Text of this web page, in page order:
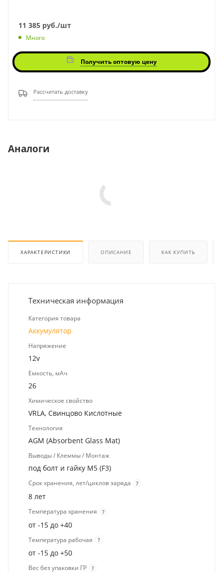
11 385 руб./шт
Много
Получить оптовую цену
Рассчитать доставку
Аналоги
ХАРАКТЕРИСТИКИ ОПИСАНИЕ КАК КУПИТЬ
Техническая информация
Категория товара
Аккумулятор
Напряжение
12v
Емкость, мАч
26
Химическое свойство
VRLA, Свинцово Кислотные
Технология
AGM (Absorbent Glass Mat)
Выводы / Клеммы / Монтаж
под болт и гайку M5 (F3)
Срок хранения, лет/циклов заряда ?
8 лет
Температура хранения ?
от -15 до +40
Температура рабочая ?
от -15 до +50
Вес без упаковки ГР ?